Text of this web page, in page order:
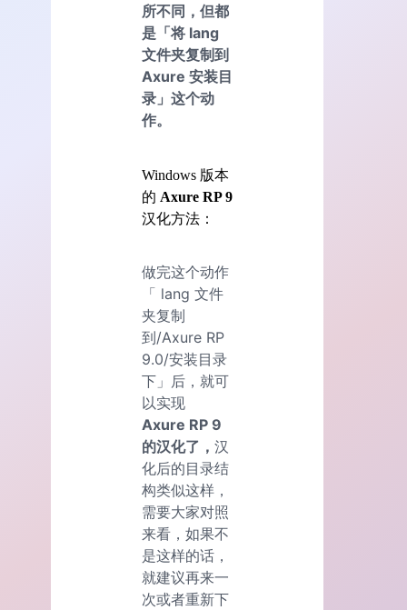
所不同，但都
是「将 lang
文件夹复制到
Axure 安装目
录」这个动
作。
Windows 版本
的 Axure RP 9
汉化方法：
做完这个动作
「 lang 文件
夹复制
到/Axure RP
9.0/安装目录
下」后，就可
以实现
Axure RP 9
的汉化了， 汉
化后的目录结
构类似这样，
需要大家对照
来看，如果不
是这样的话，
就建议再来一
次或者重新下